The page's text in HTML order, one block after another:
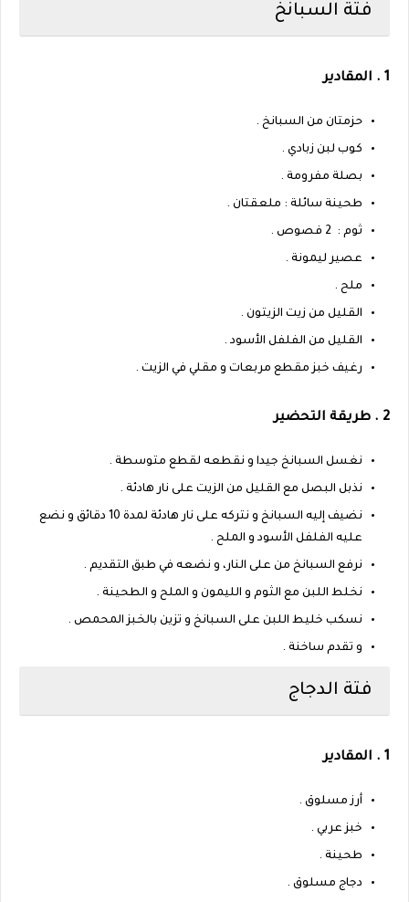
فتة السبانخ
1 . المقادير
حزمتان من السبانخ .
كوب لبن زبادي .
بصلة مفرومة .
طحينة سائلة : ملعقتان .
ثوم : 2 فصوص .
عصير ليمونة .
ملح .
القليل من زيت الزيتون .
القليل من الفلفل الأسود .
رغيف خبز مقطع مربعات و مقلي في الزيت .
2 . طريقة التحضير
نغسل السبانخ جيدا و نقطعه لقطع متوسطة .
نذبل البصل مع القليل من الزيت على نار هادئة .
نضيف إليه السبانخ و نتركه على نار هادئة لمدة 10 دقائق و نضع
عليه الفلفل الأسود و الملح .
نرفع السبانخ من على النار، و نضعه في طبق التقديم .
نخلط اللبن مع الثوم و الليمون و الملح و الطحينة .
نسكب خليط اللبن على السبانخ و تزين بالخبز المحمص .
و تقدم ساخنة .
فتة الدجاج
1 . المقادير
أرز مسلوق .
خبز عربي .
طحينة .
دجاج مسلوق .